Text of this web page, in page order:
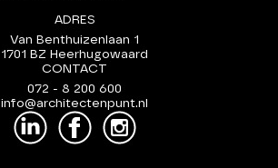
ADRES
Van Benthuizenlaan 1
1701 BZ Heerhugowaard
CONTACT
072 - 8 200 600
info@architectenpunt.nl